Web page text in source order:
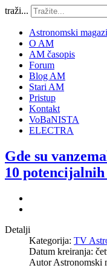
traži...
Astronomski
O AM
AM časopis
Forum
Blog AM
Stari AM
Pristup
Kontakt
VoBaNISTA
ELECTRA
Gde su
10 potencijalnih
Detalji
Kategorija: TV
Datum kreiranja:
AutorAstronomski